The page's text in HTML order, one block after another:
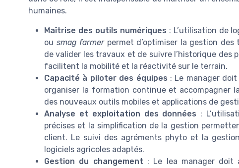
humaines.
Maîtrise des outils numériques : L’utilisation de
ou smag farmerpermet d’optimiser la gestion des
de valider les travaux et de suivre l’historique des
facilitent la mobilité et la réactivité sur le terrain.
Capacité à piloter des équipes : Le manager
organiser la formation continue et accompagner
des nouveaux outils mobiles et applications de
Analyse et exploitation des données :
précises et la simplification de la gestion
client. Le suivi des agréments phyto et la
logiciels agricoles adaptés.
Gestion du changement : Le lea manager doit